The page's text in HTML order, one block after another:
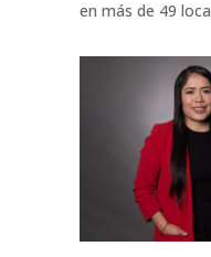
en más de 49